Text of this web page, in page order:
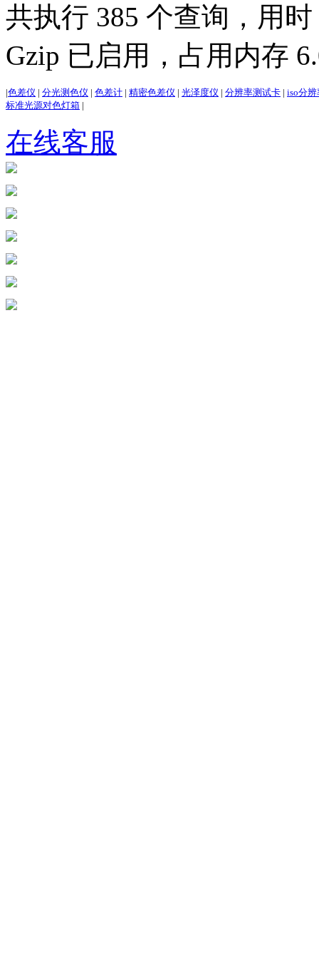
共执行 385 个查询，用
Gzip 已启用，占用内存
|色差仪 | 分光测色仪 | 色差计 | 精密色差仪 | 光泽度仪 | 分辨率测试卡 | iso分
标准光源对色灯箱 |
在线客服